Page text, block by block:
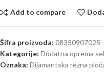
Add to compare
Šifra proizvoda: 08350907025
Kategorije: Dodatna oprema
Oznaka: Dijamantska rezna